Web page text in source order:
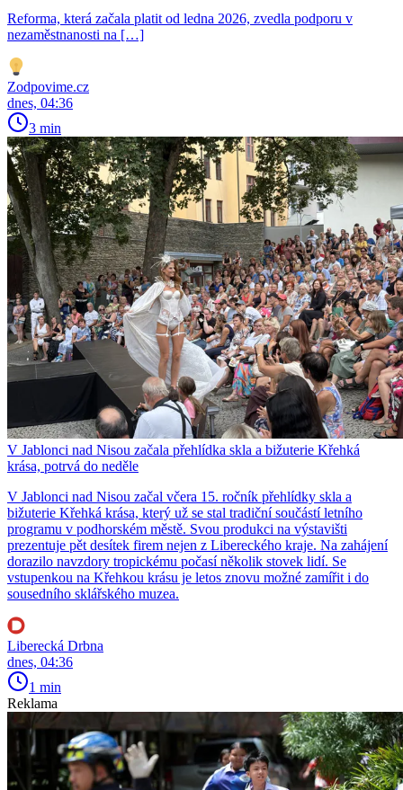
Reforma, která začala platit od ledna 2026, zvedla podporu v
nezaměstnanosti na […]
Zodpovime.cz
dnes, 04:36
3 min
V Jablonci nad Nisou začala přehlídka skla a bižuterie Křehká
krása, potrvá do neděle
V Jablonci nad Nisou začal včera 15. ročník přehlídky skla a
bižuterie Křehká krása, který už se stal tradiční součástí letního
programu v podhorském městě. Svou produkci na výstavišti
prezentuje pět desítek firem nejen z Libereckého kraje. Na zahájení
dorazilo navzdory tropickému počasí několik stovek lidí. Se
vstupenkou na Křehkou krásu je letos znovu možné zamířit i do
sousedního sklářského muzea.
Liberecká Drbna
dnes, 04:36
1 min
Reklama